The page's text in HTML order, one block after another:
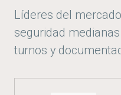
Líderes del
seguridad
turnos y